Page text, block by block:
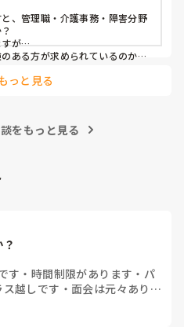
、管理職・介護事務・障害分野
すが…
ある方が求められているのか、
的に普通に私の実際をお応えさ
すね。本当は、なぜだからと言
ーく分かるところでしたの
っと見る
をもっと見る
す ・ 時間制限があります ・ パ
越しです ・ 面会は元々ありま